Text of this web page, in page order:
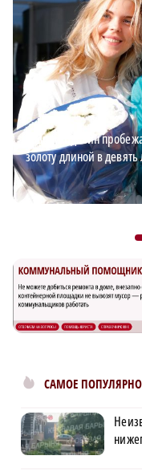
Андрей Вдовин
золоту длиной в девять
САМОЕ